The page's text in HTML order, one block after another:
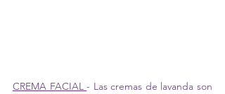
CREMA FACIAL - Las cremas de lavanda son